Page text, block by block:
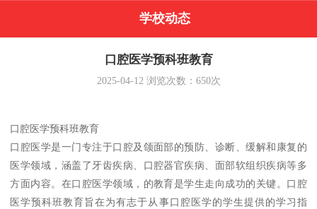
学校动态
口腔医学预科班教育
2025-04-12 浏览次数： 650次
口腔医学预科班教育
口腔医学是一门专注于口腔及颌面部的预防、诊断、缓解和康复的
医学领域，涵盖了牙齿疾病、口腔器官疾病、面部软组织疾病等多
方面内容。在口腔医学领域，的教育是学生走向成功的关键。口腔
医学预科班教育旨在为有志于从事口腔医学的学生提供的学习指